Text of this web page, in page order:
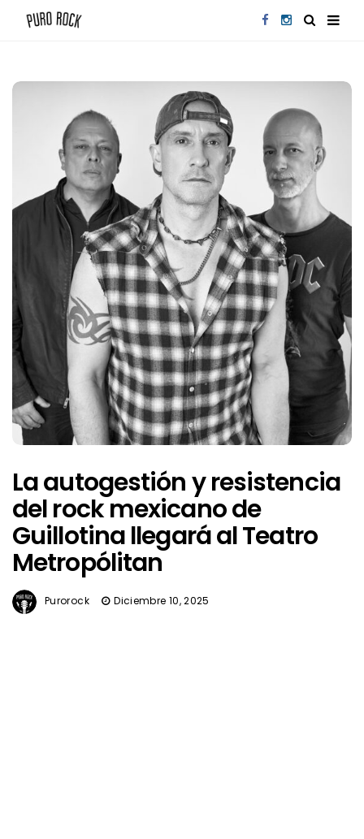
La autogestión y resistencia
del rock mexicano de
Guillotina llegará al Teatro
Metropólitan
Purorock Diciembre 10, 2025